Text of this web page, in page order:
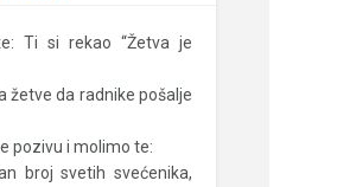
Ti si rekao “Žetva je
žetve da radnike pošalje
pozivu i molimo te:
broj svetih svećenika,